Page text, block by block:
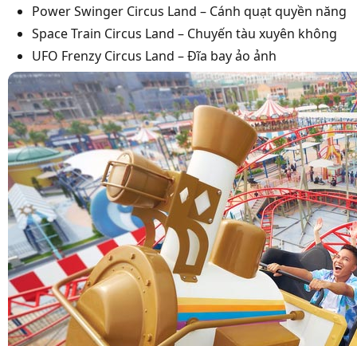
Power Swinger Circus Land – Cánh quạt quyền năng
Space Train Circus Land – Chuyến tàu xuyên không
UFO Frenzy Circus Land – Đĩa bay ảo ảnh